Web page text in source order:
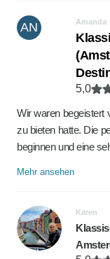
AN Amanda
5,0
Wir waren begeistert
zu bieten hatte. Die
beginnen und eine
Mehr ansehen
Karen